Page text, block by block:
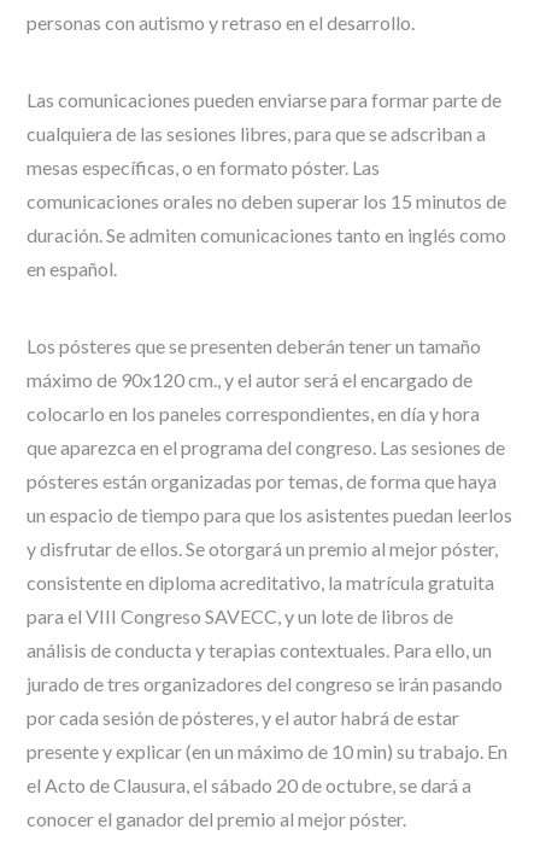
personas con autismo y retraso en el desarrollo.
Las comunicaciones pueden enviarse para formar parte de
cualquiera de las sesiones libres, para que se adscriban a
mesas específicas, o en formato póster. Las
comunicaciones orales no deben superar los 15 minutos de
duración. Se admiten comunicaciones tanto en inglés como
en español.
Los pósteres que se presenten deberán tener un tamaño
máximo de 90x120 cm., y el autor será el encargado de
colocarlo en los paneles correspondientes, en día y hora
que aparezca en el programa del congreso. Las sesiones de
pósteres están organizadas por temas, de forma que haya
un espacio de tiempo para que los asistentes puedan leerlos
y disfrutar de ellos. Se otorgará un premio al mejor póster,
consistente en diploma acreditativo, la matrícula gratuita
para el VIII Congreso SAVECC, y un lote de libros de
análisis de conducta y terapias contextuales. Para ello, un
jurado de tres organizadores del congreso se irán pasando
por cada sesión de pósteres, y el autor habrá de estar
presente y explicar (en un máximo de 10 min) su trabajo. En
el Acto de Clausura, el sábado 20 de octubre, se dará a
conocer el ganador del premio al mejor póster.